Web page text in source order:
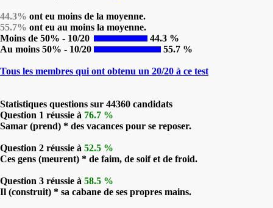
44.3% ont eu moins de la moyenne.
55.7% ont eu au moins la moyenne.
Moins de 50% - 10/20
44.3 %
Au moins 50% - 10/20
55.7 %
Tous les membres qui ont obtenu un 20/20 à ce test
Statistiques questions sur 44360 candidats
Question 1 réussie à 76.7 %
Samar (prend) * des vacances pour se reposer.
Question 2 réussie à 52.5 %
Ces gens (meurent) * de faim, de soif et de froid.
Question 3 réussie à 58.5 %
Il (construit) * sa cabane de ses propres mains.